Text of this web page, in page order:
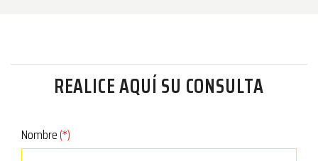
REALICE AQUÍ SU CONSULTA
Nombre(*)